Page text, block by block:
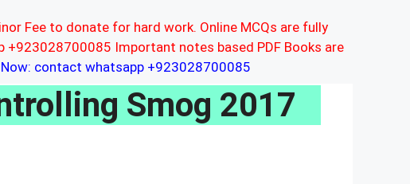
Fee to donate for hard work. Online MCQs are fully
Important notes based PDF Books are
contact whatsapp +923028700085
Smog 2017